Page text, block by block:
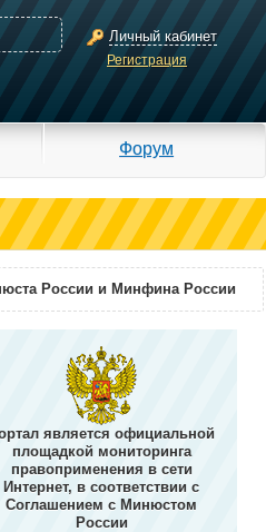
Личный кабинет
Регистрация
Форум
России и Минфина России
является официальной
площадкой мониторинга
правоприменения в сети
Интернет, в соответствии с
Соглашением с Минюстом
России